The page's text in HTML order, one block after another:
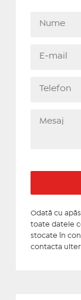
Odată cu
toate datele
stocate în
contacta